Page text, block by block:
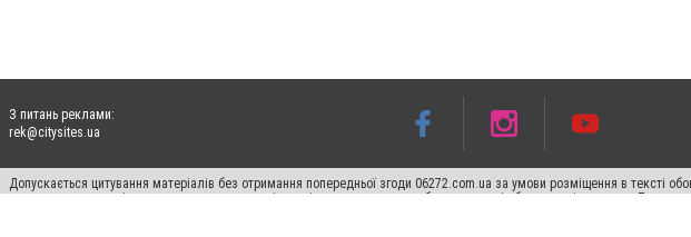
З питань реклами:
rek@citysites.ua
Допускається цитування матеріалів без отримання попередньої згоди 06272.com.ua за умови розміщення в тексті
пошукових систем гіперпосилання на цитовані статті не нижче другого абзацу в тексті або в якості джерела.